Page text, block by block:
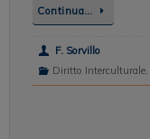
Continua…
F. Sorvillo
Diritto Interculturale,